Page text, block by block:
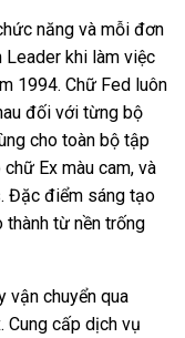
năng và mỗi đơn
khi làm việc
1994. Chữ Fed luôn
đối với từng bộ
cho toàn bộ tập
Ex màu cam, và
Đặc điểm sáng tạo
từ nền trống
vận chuyển qua
Cung cấp dịch vụ